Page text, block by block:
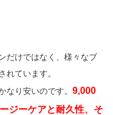
だけではなく、様々なブ
れています。
なり安いのです。 9,000
ジーケアと耐久性、そ